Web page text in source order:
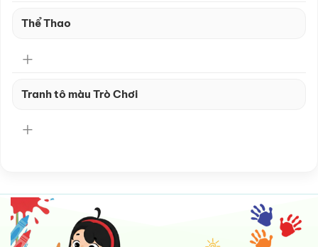
Thể Thao
Tranh tô màu Trò Chơi